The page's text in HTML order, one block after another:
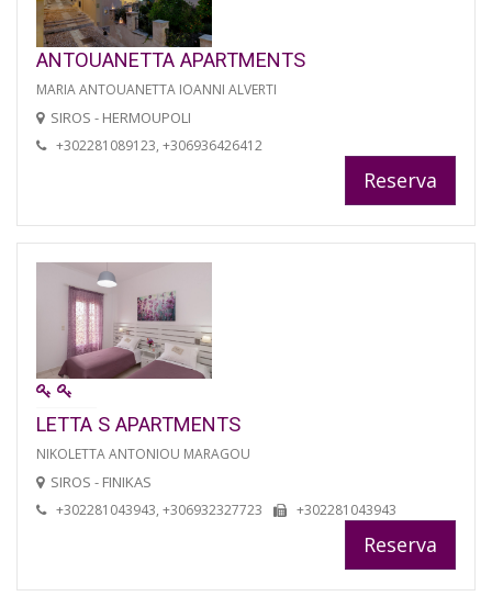
ANTOUANETTA APARTMENTS
MARIA ANTOUANETTA IOANNI ALVERTI
SIROS - HERMOUPOLI
+302281089123, +306936426412
Reserva
LETTA S APARTMENTS
NIKOLETTA ANTONIOU MARAGOU
SIROS - FINIKAS
+302281043943, +306932327723 +302281043943
Reserva